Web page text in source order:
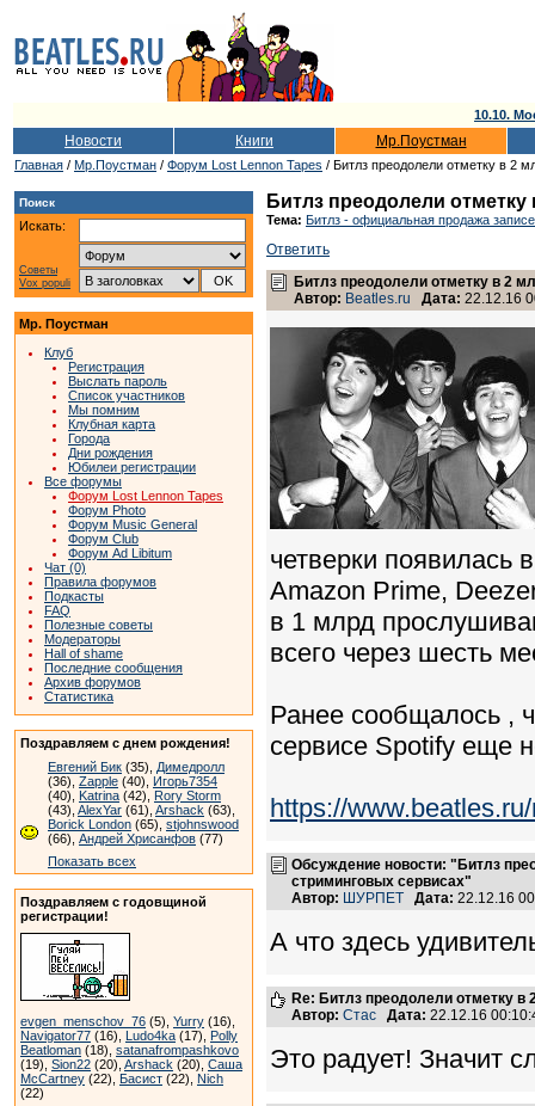
10.10.
Новости Книги Мр.Поустман
Главная / Мр.Поустман / Форум Lost Lennon Tapes / Битлз преодолели отметку в 2
Поиск
Искать:
Советы
Vox populi
Мр. Поустман
Клуб
Регистрация
Выслать пароль
Список участников
Мы помним
Клубная карта
Города
Дни рождения
Юбилеи регистрации
Все форумы
Форум Lost Lennon Tapes
Форум Photo
Форум Music General
Форум Club
Форум Ad Libitum
Чат (0)
Правила форумов
Подкасты
FAQ
Полезные советы
Модераторы
Hall of shame
Последние сообщения
Архив форумов
Статистика
Поздравляем с днем рождения!
Евгений Бик (35), Димедролл
(36), Zapple (40), Игорь7354
(40), Katrina (42), Rory Storm
(43), AlexYar (61), Arshack (63),
Borick London (65), stjohnswood
(66), Андрей Хрисанфов (77)
Показать всех
Поздравляем с годовщиной
регистрации!
evgen_menschov_76 (5), Yurry (16),
Navigator77 (16), Ludo4ka (17), Polly
Beatloman (18), satanafrompashkovo
(19), Sion22 (20), Arshack (20), Саша
McCartney (22), Басист (22), Nich
(22)
Битлз преодолели
Тема: Битлз - официальная продажа
Ответить
Битлз преодолели отметку в 2
Автор: Beatles.ru Дата: 22.12.16
четверки появилась
Amazon Prime,
в 1 млрд
всего через шесть
Ранее сообщалось ,
сервисе Spotify еще
https://
Обсуждение новости: "Битлз
стриминговых сервисах"
Автор: ШУРПЕТ Дата: 22.12.16
А что здесь
Re: Битлз преодолели отметку
Автор: Стас Дата: 22.12.16
Это радует! Значит